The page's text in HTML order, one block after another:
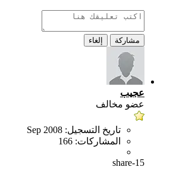
مشاركة إلغاء
عجيب
عضو مخالف
تاريخ التسجيل: Sep 2008
المشاركات: 166
share-15